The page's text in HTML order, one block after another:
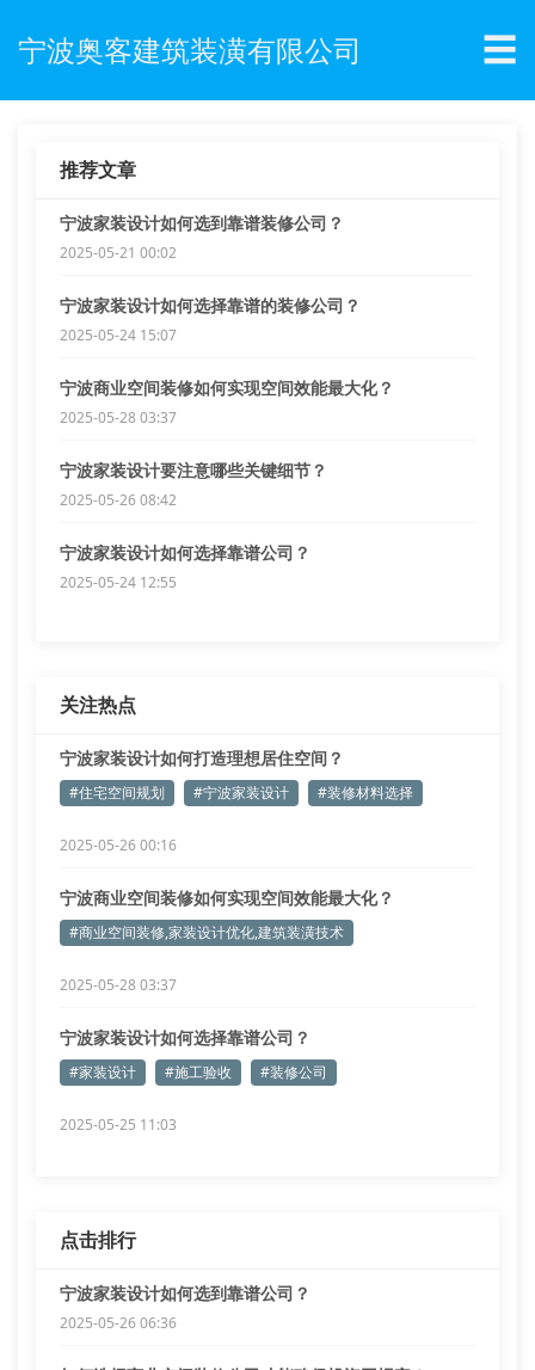
宁波奥客建筑装潢有限公司 ☰
推荐文章
宁波家装设计如何选到靠谱装修公司？
2025-05-21 00:02
宁波家装设计如何选择靠谱的装修公司？
2025-05-24 15:07
宁波商业空间装修如何实现空间效能最大化？
2025-05-28 03:37
宁波家装设计要注意哪些关键细节？
2025-05-26 08:42
宁波家装设计如何选择靠谱公司？
2025-05-24 12:55
关注热点
宁波家装设计如何打造理想居住空间？
#住宅空间规划 #宁波家装设计 #装修材料选择
2025-05-26 00:16
宁波商业空间装修如何实现空间效能最大化？
#商业空间装修,家装设计优化,建筑装潢技术
2025-05-28 03:37
宁波家装设计如何选择靠谱公司？
#家装设计 #施工验收 #装修公司
2025-05-25 11:03
点击排行
宁波家装设计如何选到靠谱公司？
2025-05-26 06:36